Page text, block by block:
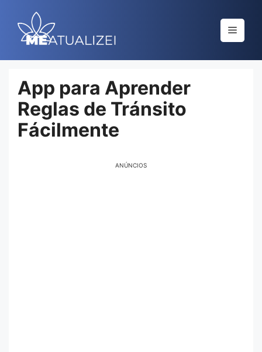
contenido
Menú
App para Aprender
Reglas de Tránsito
Fácilmente
ANÚNCIOS